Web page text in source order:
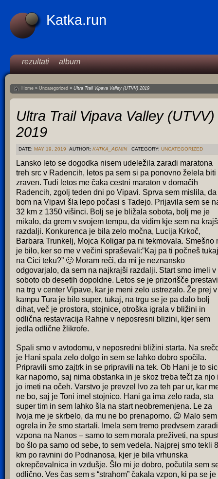
Katka.run
rezultati album
Home » Uncategorized » Ultra Trail Vipava Valley (UTVV) 2019
Ultra Trail Vipava Valley (UTVV)
2019
DATE: MAY 19, 2019 AUTHOR: KATKA_ADMIN CATEGORY: UNCATEGORIZED
Lansko leto se dogodka nisem udeležila zaradi maratona
treh src v Radencih, letos pa sem si pa ponovno želela biti
zraven. Tudi letos me čaka cestni maraton v domačih
Radencih, zgolj teden dni po Vipavi. Sprva sem mislila, da
bom na Vipavi šla lepo počasi s Tadejo. Prijavila sem se
32 km z 1350 višinci. Bolj se je bližala sobota, bolj me je
mikalo, da grem v svojem tempu, da vidim kje sem na
razdalji. Konkurenca je bila zelo močna, Lucija Krkoč,
Barbara Trunkelj, Mojca Koligar pa ni tekmovala. Smešno
je bilo, ker so me v večini spraševali:”Kaj pa ti počneš tukaj
na Cici teku?” 🙂 Moram reči, da mi je neznansko
odgovarjalo, da sem na najkrajši razdalji. Start smo imeli v
soboto ob desetih dopoldne. Letos se je prizorišče
na trg v center Vipave, kar je meni zelo ustrezalo. Že prej v
kampu Tura je bilo super, tukaj, na trgu se je pa dalo bolj
dihat, več je prostora, stojnice, otroška igrala v bližini in
odlična restavracija Rahne v neposresni blizini, kjer sem
jedla odlične žlikrofe.
Spali smo v avtodomu, v neposredni bližini starta. Na
je Hani spala zelo dolgo in sem se lahko dobro spočila.
Pripravili smo zajtrk in se pripravili na tek. Ob Hani je to
kar naporno, saj nima obstanka in je skoz treba tečt za njo
jo imeti na očeh. Varstvo je prevzel Ivo za teh par ur, kar
ne bo, saj je Toni imel stojnico. Hani ga ima zelo rada, sta
super tim in sem lahko šla na start neobremenjena. Le za
Ivoja me je skrbelo, da mu ne bo prenaporno. 😉 Malo
ogrela in že smo startali. Imela sem tremo predvsem zaradi
vzpona na Nanos – samo to sem morala preživeti, na
bo šlo pa samo od sebe, to sem vedela. Najprej smo tekli 8
km po ravnini do Podnanosa, kjer je bila vrhunska
okrepčevalnica in vzdušje. Šlo mi je dobro, počutila sem
odlično. Ves čas sem s “strahom” čakala vzpon, ki pa se je